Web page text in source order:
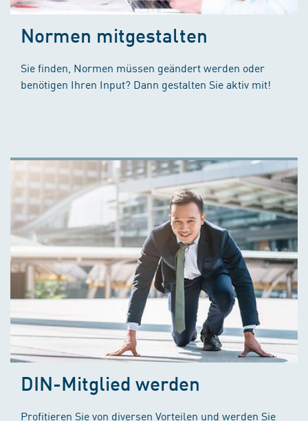
Normen mitgestalten
Sie finden, Normen müssen geändert werden oder
benötigen Ihren Input? Dann gestalten Sie aktiv mit!
DIN-Mitglied werden
Profitieren Sie von diversen Vorteilen und werden Sie